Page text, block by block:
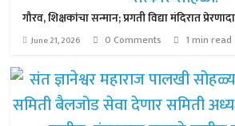
गौरव, शिक्षकांचा सन्मान; प्रगती विद्या मंदिरात
June 21, 2026 0 Comments 1 min read